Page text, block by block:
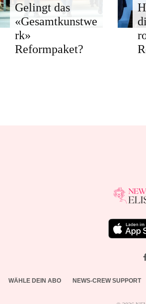
Gelingt das
«Gesamtkunstwe
rk»
Reformpaket?
WÄHLE DEIN ABO NEWS-CREW SUPPORT